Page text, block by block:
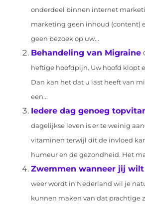
onderdeel binnen internet
marketing geen inhoud (content)
geen bezoek op uw...
Behandeling van Migraine
heftige hoofdpijn. Uw hoofd klopt
Dan kan het dat u last heeft van
een...
Iedere dag genoeg
dagelijkse leven is er te weinig
vitaminen terwijl dit de invloed
humeur en de gezondheid. Het
Zwemmen wanneer jij wilt
weer wordt in Nederland wil je
kunnen maken van dat prachtige